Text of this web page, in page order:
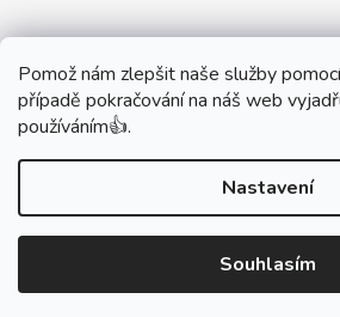
Pomož nám zlepšit naše služby
případě pokračování na náš web
používáním👍.
Nastavení
Souhlasím
Partner Showroom
Partner Eshop
Vytvořil
DŮM VYPÍNAČŮ
vyhrazena.